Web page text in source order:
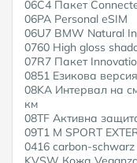
06C4 Пакет
06PA Personal eSIM
06U7 BMW Natural
0760 High gloss
07R7 Пакет
0851 Езикова
08KA Интервал на
км
08TF Активна
09T1 M SPORT
0416 carbon-schwarz